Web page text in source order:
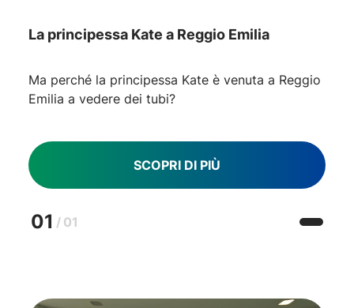
La principessa Kate a Reggio Emilia
Ma perché la principessa Kate è venuta a Reggio
Emilia a vedere dei tubi?
SCOPRI DI PIÙ
01 / 01